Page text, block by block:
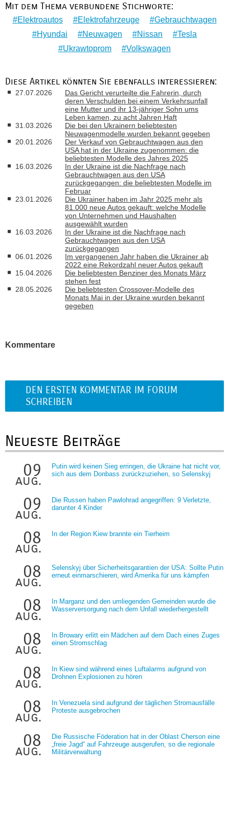
Mit dem Thema verbundene Stichworte:
Elektroautos Elektrofahrzeuge
Gebrauchtwagen
Hyundai
Neuwagen Nissan
Tesla
Ukrawtoprom
Volkswagen
Diese Artikel könnten Sie ebenfalls interessieren:
27.07.2026
Das Gericht verurteilte die Fahrerin, durch
deren Verschulden bei einem Verkehrsunfall
eine Mutter und ihr 13-jähriger Sohn ums
Leben kamen, zu acht Jahren Haft
31.03.2026
Die bei den Ukrainern beliebtesten
Neuwagenmodelle wurden bekannt gegeben
20.01.2026
Der Verkauf von Gebrauchtwagen aus den
USA hat in der Ukraine zugenommen: die
beliebtesten Modelle des Jahres 2025
16.03.2026
In der Ukraine ist die Nachfrage nach
Gebrauchtwagen aus den USA
zurückgegangen: die beliebtesten Modelle im
Februar
23.01.2026
Die Ukrainer haben im Jahr 2025 mehr als
81.000 neue Autos gekauft: welche Modelle
von Unternehmen und Haushalten
ausgewählt wurden
16.03.2026
In der Ukraine ist die Nachfrage nach
Gebrauchtwagen aus den USA
zurückgegangen
06.01.2026
Im vergangenen Jahr haben die Ukrainer ab
2022 eine Rekordzahl neuer Autos gekauft
15.04.2026
Die beliebtesten Benziner des Monats März
stehen fest
28.05.2026
Die beliebtesten Crossover-Modelle des
Monats Mai in der Ukraine wurden bekannt
gegeben
Kommentare
DEN ERSTEN KOMMENTAR IM FORUM
SCHREIBEN
Neueste Beiträge
09
aug.
Putin wird keinen Sieg erringen, die Ukraine hat nicht vor,
sich aus dem Donbass zurückzuziehen, so Selenskyj
09
aug.
Die Russen haben Pawlohrad angegriffen: 9 Verletzte,
darunter 4 Kinder
08
aug.
In der Region Kiew brannte ein Tierheim
08
aug.
Selenskyj über Sicherheitsgarantien der USA: Sollte Putin
erneut einmarschieren, wird Amerika für uns kämpfen
08
aug.
In Marganz und den umliegenden Gemeinden wurde die
Wasserversorgung nach dem Unfall wiederhergestellt
08
aug.
In Browary erlitt ein Mädchen auf dem Dach eines Zuges
einen Stromschlag
08
aug.
In Kiew sind während eines Luftalarms aufgrund von
Drohnen Explosionen zu hören
08
aug.
In Venezuela sind aufgrund der täglichen Stromausfälle
Proteste ausgebrochen
08
aug.
Die Russische Föderation hat in der Oblast Cherson eine
„freie Jagd“ auf Fahrzeuge ausgerufen, so die regionale
Militärverwaltung